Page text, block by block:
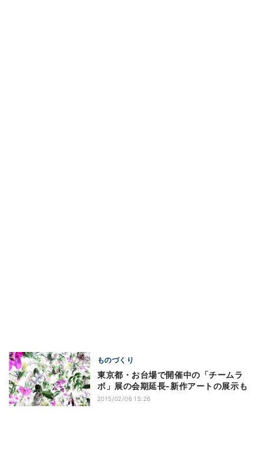
ものづくり
東京都・お台場で開催中の「チームラ
ボ」展の会期延長-新作アートの展示も
2015/02/06 15:26